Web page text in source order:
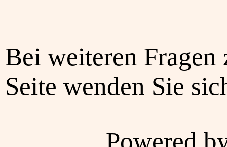
Bei weiteren Fragen
Seite wenden Sie
Powered